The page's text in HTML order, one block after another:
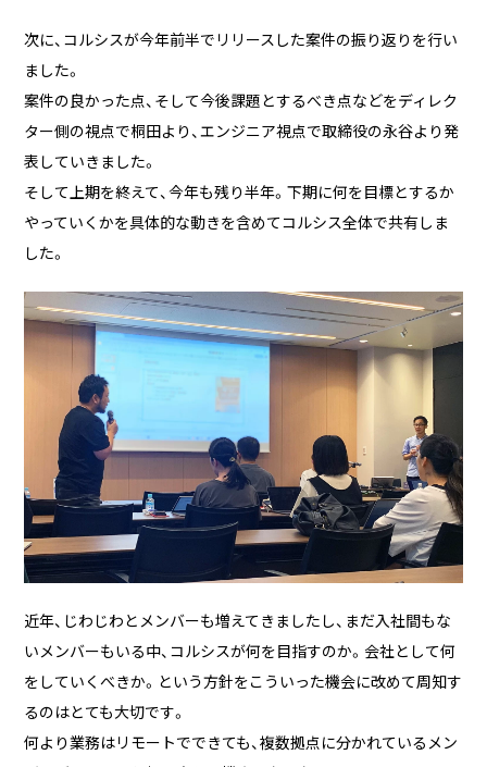
次に、コルシスが今年前半でリリースした案件の振り返りを行い
ました。
案件の良かった点、そして今後課題とするべき点などをディレク
ター側の視点で桐田より、エンジニア視点で取締役の永谷より発
表していきました。
そして上期を終えて、今年も残り半年。下期に何を目標とするか
やっていくかを具体的な動きを含めてコルシス全体で共有しま
した。
近年、じわじわとメンバーも増えてきましたし、まだ入社間もな
いメンバーもいる中、コルシスが何を目指すのか。会社として何
をしていくべきか。という方針をこういった機会に改めて周知す
るのはとても大切です。
何より業務はリモートでできても、複数拠点に分かれているメン